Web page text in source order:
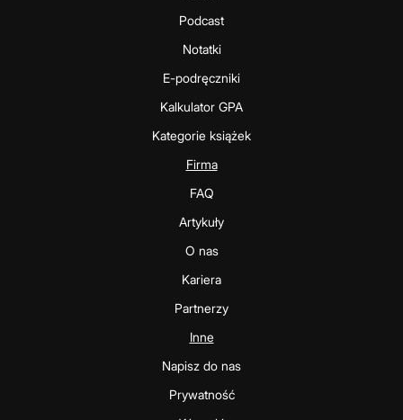
Podcast
Notatki
E-podręczniki
Kalkulator GPA
Kategorie książek
Firma
FAQ
Artykuły
O nas
Kariera
Partnerzy
Inne
Napisz do nas
Prywatność